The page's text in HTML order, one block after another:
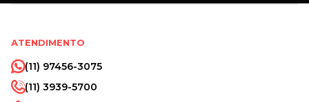
ATENDIMENTO
(11) 97456-3075
(11) 3939-5700